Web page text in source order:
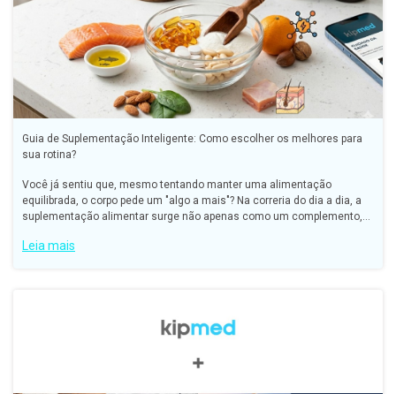
Guia de Suplementação Inteligente: Como escolher os melhores para
sua rotina?
Você já sentiu que, mesmo tentando manter uma alimentação
equilibrada, o corpo pede um "algo a mais"? Na correria do dia a dia, a
suplementação alimentar surge não apenas como um complemento,
Leia mais